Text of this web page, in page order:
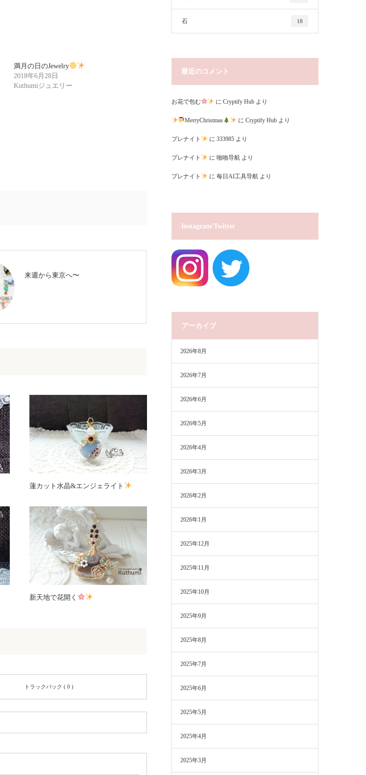
満月の日のJewelry
2018年6月28日
Kuthumiジュエリー
来週から東京へ〜
蓮カット水晶&エンジェライト
新天地で花開く
トラックバック ( 0 )
石 18
最近のコメント
お花で包む にCryptify Hub より
MerryChristmas に Cryptify Hubより
プレナイト に 333985より
プレナイト に 啪啪导航より
プレナイト に 每日AI工具导航より
Instagram/Twitter
アーカイブ
2026年8月
2026年7月
2026年6月
2026年5月
2026年4月
2026年3月
2026年2月
2026年1月
2025年12月
2025年11月
2025年10月
2025年9月
2025年8月
2025年7月
2025年6月
2025年5月
2025年4月
2025年3月